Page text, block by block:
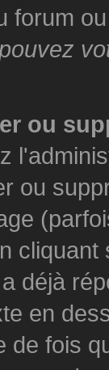
forum
ou
ou
déjà
en
de fois